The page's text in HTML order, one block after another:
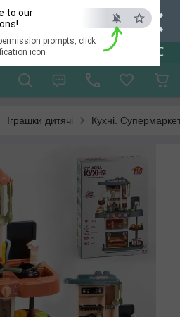
×
ESC
to our
prompts, click
iconтоварів для дітей
Іграшки дитячі Кухні.